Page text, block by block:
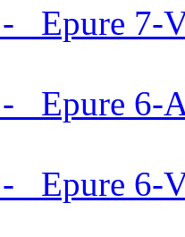
Epure 7-
Epure 6-
Epure 6-